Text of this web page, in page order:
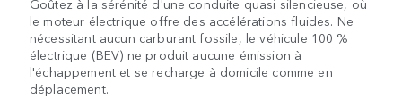
le moteur électrique offre des accélérations fluides. Ne
nécessitant aucun carburant fossile, le véhicule 100 %
électrique (BEV) ne produit aucune émission à
l'échappement et se recharge à domicile comme en
déplacement.